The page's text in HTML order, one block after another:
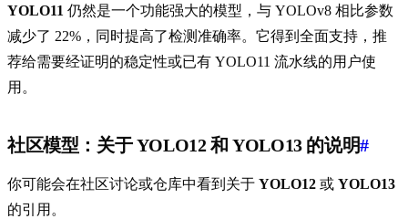
YOLO11 仍然是一个功能强大的模型，与 YOLOv8 相比参数
减少了 22%，同时提高了检测准确率。它得到全面支持，推
荐给需要经证明的稳定性或已有 YOLO11 流水线的用户使
用。
社区模型：关于 YOLO12 和 YOLO13 的说明#
你可能会在社区讨论或仓库中看到关于 YOLO12 或 YOLO13
的引用。